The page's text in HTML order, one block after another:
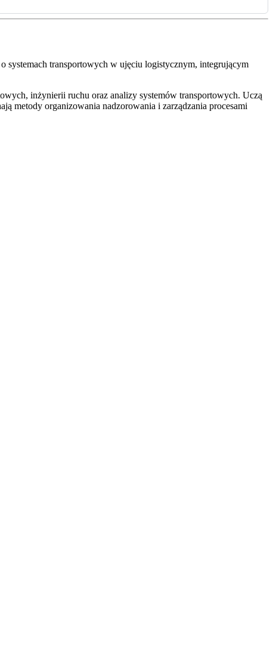
systemach transportowych w ujęciu logistycznym, integrującym
inżynierii ruchu oraz analizy systemów transportowych. Uczą
metody organizowania nadzorowania i zarządzania procesami